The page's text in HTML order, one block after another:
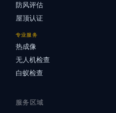
防风评估
屋顶认证
专业服务
热成像
无人机检查
白蚁检查
服务区域